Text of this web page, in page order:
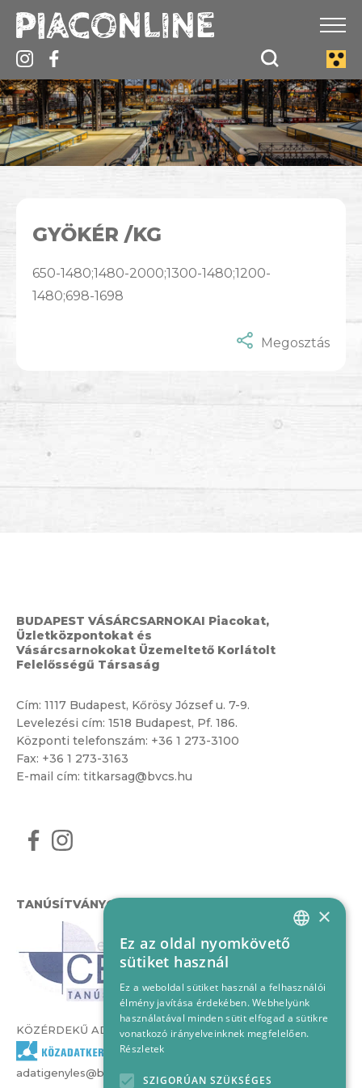
GYÖKÉR /KG
650-1480;1480-2000;1300-1480;1200-
1480;698-1698
Megosztás
BUDAPEST VÁSÁRCSARNOKAI Piacokat,
Üzletközpontokat és
Vásárcsarnokokat Üzemeltető Korlátolt
Felelősségű Társaság
Cím: 1117 Budapest, Kőrösy József u. 7-9.
Levelezési cím: 1518 Budapest, Pf. 186.
Központi telefonszám: +36 1 273-3100
Fax: +36 1 273-3163
E-mail cím: titkarsag@bvcs.hu
TANÚSÍTVÁNYOK
KÖZÉRDEKŰ ADATOK
adatigenyles@bvcs.hu
HUNGARIAN
×
Ez az oldal nyomkövető
sütiket használ
Ez a weboldal sütiket használ a felhasználói
élmény javítása érdekében. Webhelyünk
használatával minden sütit elfogad a sütikre
vonatkozó irányelveinknek megfelelően.
Részletek
SZIGORÚAN SZÜKSÉGES